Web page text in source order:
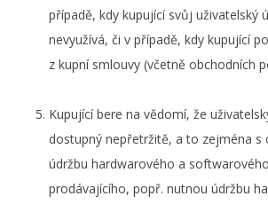
případě, kdy kupující svůj uživatelský
nevyužívá, či v případě, kdy kupující
z kupní smlouvy (včetně obchodních
Kupující bere na vědomí, že
dostupný nepřetržitě, a to zejména s
údržbu hardwarového a
prodávajícího, popř. nutnou údržbu